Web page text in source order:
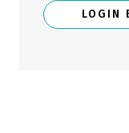
LOGIN